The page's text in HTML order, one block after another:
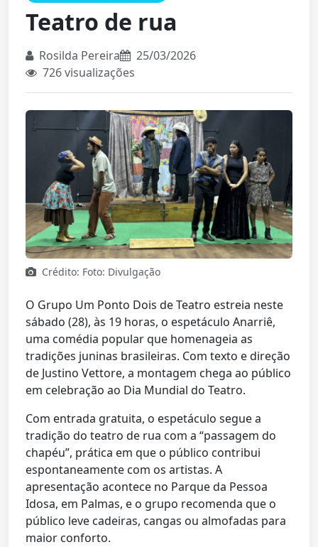
Teatro de rua
Rosilda Pereira
25/03/2026
726 visualizações
Crédito: Foto: Divulgação
O Grupo Um Ponto Dois de Teatro estreia neste
sábado (28), às 19 horas, o espetáculo Anarriê,
uma comédia popular que homenageia as
tradições juninas brasileiras. Com texto e direção
de Justino Vettore, a montagem chega ao público
em celebração ao Dia Mundial do Teatro.
Com entrada gratuita, o espetáculo segue a
tradição do teatro de rua com a “passagem do
chapéu”, prática em que o público contribui
espontaneamente com os artistas. A
apresentação acontece no Parque da Pessoa
Idosa, em Palmas, e o grupo recomenda que o
público leve cadeiras, cangas ou almofadas para
maior conforto.